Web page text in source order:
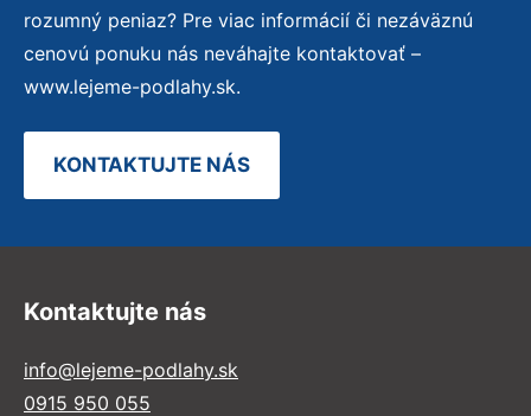
rozumný peniaz? Pre viac informácií či nezáväznú
cenovú ponuku nás neváhajte kontaktovať –
www.lejeme-podlahy.sk.
KONTAKTUJTE NÁS
Kontaktujte nás
info@lejeme-podlahy.sk
0915 950 055